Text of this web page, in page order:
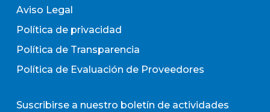
Aviso Legal
Política de privacidad
Política de Transparencia
Política de Evaluación de Proveedores
Suscribirse a nuestro boletín de actividades